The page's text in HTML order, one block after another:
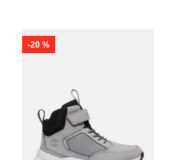
-20 %